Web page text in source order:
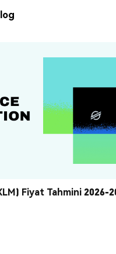
Fiyat Tahmini 2026-